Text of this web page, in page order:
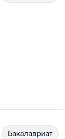
бакалавриат